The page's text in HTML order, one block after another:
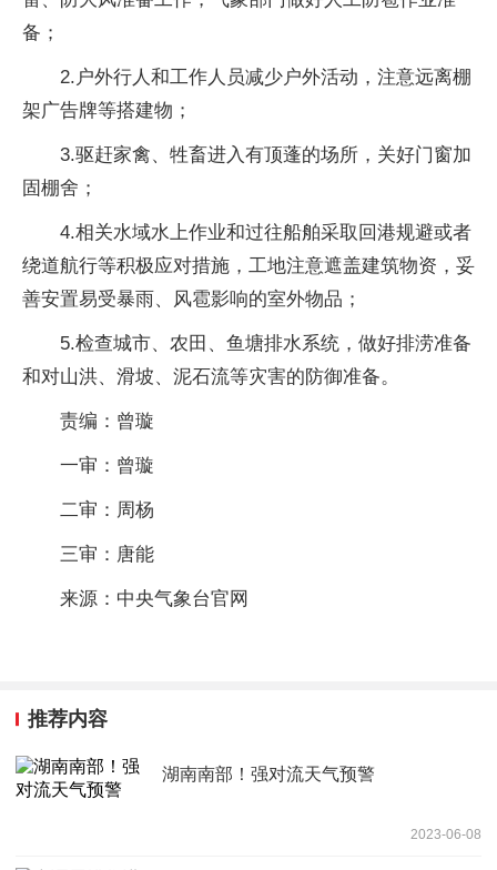
备；
2.户外行人和工作人员减少户外活动，注意远离棚
架广告牌等搭建物；
3.驱赶家禽、牲畜进入有顶蓬的场所，关好门窗加
固棚舍；
4.相关水域水上作业和过往船舶采取回港规避或者
绕道航行等积极应对措施，工地注意遮盖建筑物资，妥
善安置易受暴雨、风雹影响的室外物品；
5.检查城市、农田、鱼塘排水系统，做好排涝准备
和对山洪、滑坡、泥石流等灾害的防御准备。
责编：曾璇
一审：曾璇
二审：周杨
三审：唐能
来源：中央气象台官网
推荐内容
湖南南部！强对流天气预警
2023-06-08